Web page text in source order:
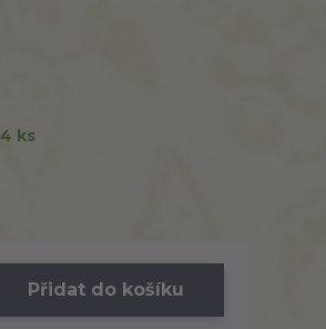
ks
Přidat do košíku